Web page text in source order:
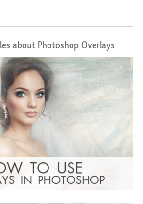
about Photoshop Overlays